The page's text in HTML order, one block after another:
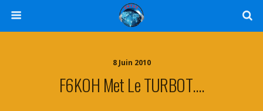
8 Juin 2010
F6KOH Met Le TURBOT….